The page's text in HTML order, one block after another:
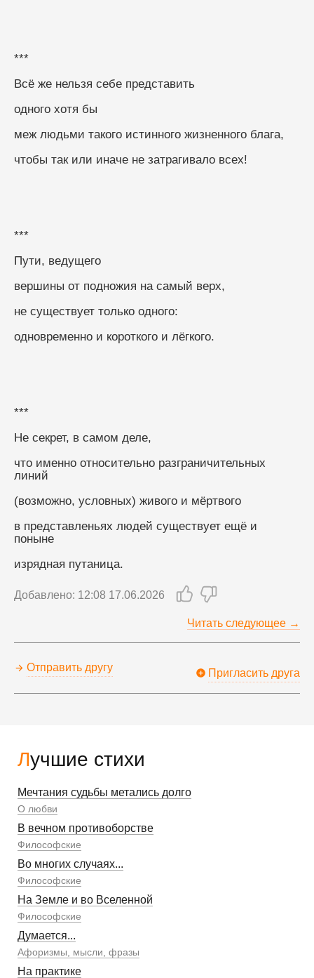
Лучшие стихи
Мечтания судьбы метались долго
О любви
В вечном противоборстве
Философские
Во многих случаях...
Философские
На Земле и во Вселенной
Философские
Думается...
Афоризмы, мысли, фразы
На практике
***
Всё же нельзя себе представить
одного хотя бы
меж людьми такого истинного жизненного блага,
чтобы так или иначе не затрагивало всех!
***
Пути, ведущего
вершины от подножия на самый верх,
не существует только одного:
одновременно и короткого и лёгкого.
***
Не секрет, в самом деле,
что именно относительно разграничительных
линий
(возможно, условных) живого и мёртвого
в представленьях людей существует ещё и
поныне
изрядная путаница.
Добавлено: 12:08 17.06.2026
Читать следующее →
Отправить другу Пригласить друга